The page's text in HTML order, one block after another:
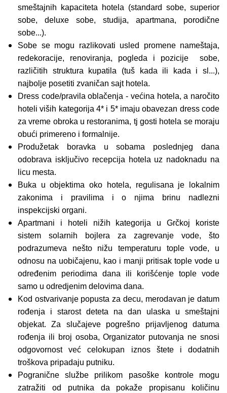
smeštajnih kapaciteta hotela (standard sobe, superior
sobe, deluxe sobe, studija, apartmana, porodične
sobe...).
Sobe se mogu razlikovati usled promene nameštaja,
redekoracije, renoviranja, pogleda i pozicije sobe,
različitih struktura kupatila (tuš kada ili kada i sl...),
najbolje posetiti zvaničan sajt hotela.
Dress code/pravila oblačenja - većina hotela, a naročito
hoteli viših kategorija 4* i 5* imaju obavezan dress code
za vreme obroka u restoranima, tj gosti hotela se moraju
obući primereno i formalnije.
Produžetak boravka u sobama poslednjeg dana
odobrava isključivo recepcija hotela uz nadoknadu na
licu mesta.
Buka u objektima oko hotela, regulisana je lokalnim
zakonima i pravilima i o njima brinu nadlezni
inspekcijski organi.
Apartmani i hoteli nižih kategorija u Grčkoj koriste
sistem solarnih bojlera za zagrevanje vode, što
podrazumeva nešto nižu temperaturu tople vode, u
odnosu na uobičajenu, kao i manji pritisak tople vode u
određenim periodima dana ili korišćenje tople vode
samo u odredjenim delovima dana.
Kod ostvarivanje popusta za decu, merodavan je datum
rođenja i starost deteta na dan ulaska u smeštajni
objekat. Za slučajeve pogrešno prijavljenog datuma
rođenja ili broj osoba, Organizator putovanja ne snosi
odgovornost već celokupan iznos štete i dodatnih
troškova pripadaju putniku.
Pogranične službe prilikom pasoške kontrole mogu
zatražiti od putnika da pokaže propisanu količinu